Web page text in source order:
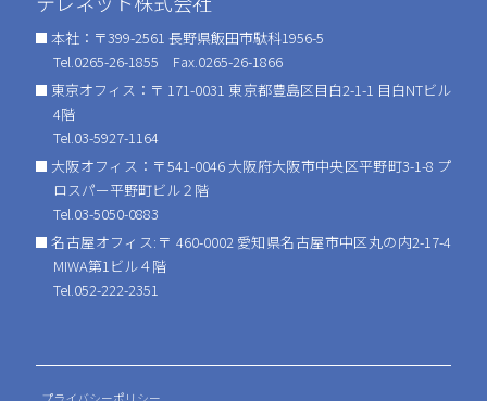
本社：〒399-2561 長野県飯田市駄科1956-5
Tel.0265-26-1855 Fax.0265-26-1866
東京オフィス：〒 171-0031 東京都豊島区目白2-1-1 目白NTビル
4階
Tel.03-5927-1164
大阪オフィス：〒541-0046 大阪府大阪市中央区平野町3-1-8 プ
ロスパー平野町ビル２階
Tel.03-5050-0883
名古屋オフィス:〒 460-0002 愛知県名古屋市中区丸の内2-17-4
MIWA第1ビル４階
Tel.052-222-2351